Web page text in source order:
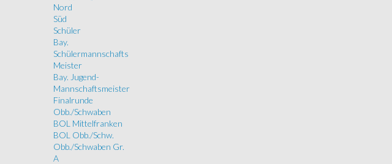
Nord
Süd
Schüler
Bay.
Schülermannschafts
Meister
Bay. Jugend-
Mannschaftsmeister
Finalrunde
Obb./Schwaben
BOL Mittelfranken
BOL Obb./Schw.
Obb./Schwaben Gr.
A